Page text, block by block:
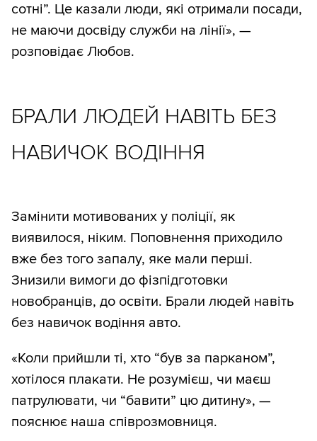
сотні”. Це казали люди, які отримали посади,
не маючи досвіду служби на лінії», —
розповідає Любов.
БРАЛИ ЛЮДЕЙ НАВІТЬ БЕЗ
НАВИЧОК ВОДІННЯ
Замінити мотивованих у поліції, як
виявилося, ніким. Поповнення приходило
вже без того запалу, яке мали перші.
Знизили вимоги до фізпідготовки
новобранців, до освіти. Брали людей навіть
без навичок водіння авто.
«Коли прийшли ті, хто “був за парканом”,
хотілося плакати. Не розумієш, чи маєш
патрулювати, чи “бавити” цю дитину», —
пояснює наша співрозмовниця.